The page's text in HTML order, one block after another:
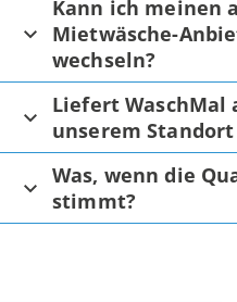
Kann ich meinen
Mietwäsche-
wechseln?
Liefert WaschMal
unserem Standort
Was, wenn die
stimmt?